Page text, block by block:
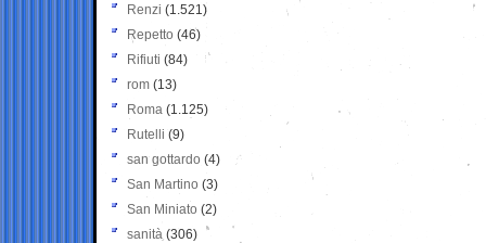
Renzi (1.521)
Repetto (46)
Rifiuti (84)
rom (13)
Roma (1.125)
Rutelli (9)
san gottardo (4)
San Martino (3)
San Miniato (2)
sanità (306)